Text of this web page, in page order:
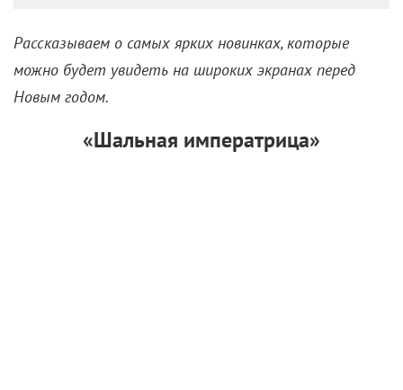
Рассказываем о самых ярких новинках, которые
можно будет увидеть на широких экранах перед
Новым годом.
«Шальная императрица»